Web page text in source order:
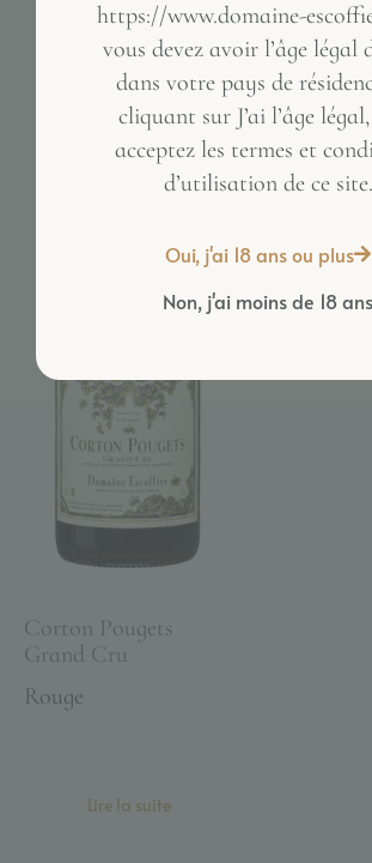
Corton Pougets
Grand Cru
Rouge
Lire la suite
Inactive
https://www.domaine-
vous devez avoir l’âge légal
dans votre pays de
cliquant sur J’ai l’âge
acceptez les termes et
d’utilisation de ce site.
Oui, j'ai 18 ans ou plus
Non, j'ai moins de 18 ans